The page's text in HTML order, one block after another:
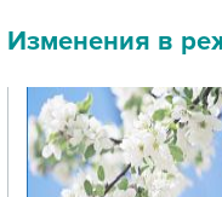
Изменения в